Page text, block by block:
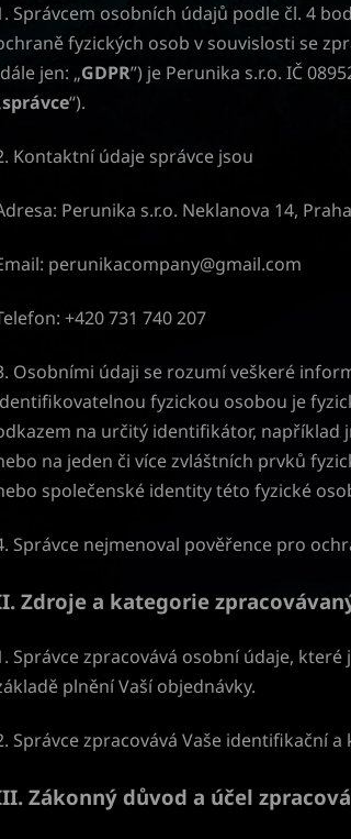
Správcem osobních údajů podle čl. 4
fyzických osob v souvislosti se
jen: „GDPR”) je Perunika s.r.o. IČ
správce“).
Kontaktní údaje správce jsou
Perunika s.r.o. Neklanova 14,
perunikacompany@gmail.com
+420 731 740 207
Osobními údaji se rozumí veškeré
fyzickou osobou je
na určitý identifikátor,
na jeden či více zvláštních prvků
společenské identity této fyzické
Správce nejmenoval pověřence pro
Zdroje a kategorie
Správce zpracovává osobní údaje,
plnění Vaší objednávky.
Správce zpracovává Vaše identifikační
Zákonný důvod a účel